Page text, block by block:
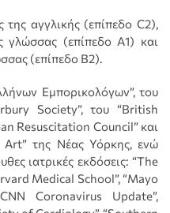
της αγγλικής (επίπεδο C2),
γλώσσας (επίπεδο A1) και
(επίπεδο Β2).
Εμπορικολόγων”, του
Society”, του “British
Resuscitation Council” και
της Νέας Υόρκης, ενώ
ιατρικές εκδόσεις: “The
Medical School”, “Mayo
Coronavirus Update”,